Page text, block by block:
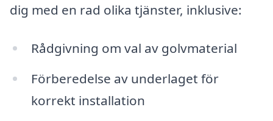
dig med en rad olika tjänster, inklusive:
Rådgivning om val av golvmaterial
Förberedelse av underlaget för
korrekt installation